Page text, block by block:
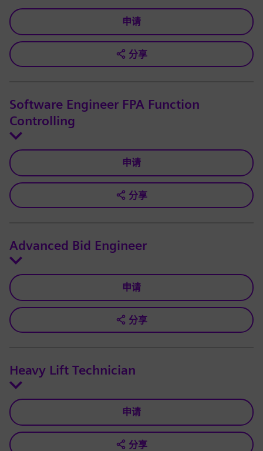
申请
分享
Software Engineer FPA Function
Controlling
申请
分享
Advanced Bid Engineer
申请
分享
Heavy Lift Technician
申请
分享